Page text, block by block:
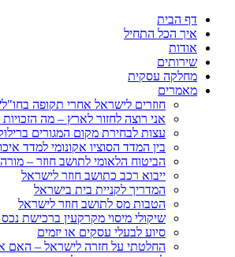
דף הבית
איך הכל התחיל
אודות
שירותים
מחלקה עסקית
מאמרים
חוזרים לישראל אחרי תקופה
אני רוצה לחזור לארץ – מה
עצות לבחירת מקום המגורים
בין המדד הסוציו אקונומי למדד
הביטוח הלאומי לתושב חוזר – מורה
ייבוא רכב כתושב חוזר לישראל
המדריך לקניית בית בישראל
הטבות מס לתושב חוזר לישראל
שיקולי מיסוי מקרקעין ברכישת
סיוע לבעלי עסקים או יזמים
החלטתי על חזרה לישראל – האם